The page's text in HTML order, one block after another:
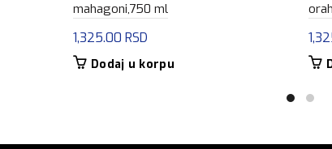
mahagoni,750 ml
1,325.00 RSD
Dodaj u korpu